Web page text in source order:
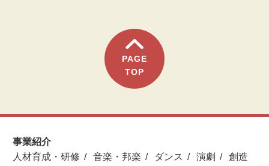
PAGE
TOP
事業紹介
人材育成・研修
音楽・邦楽 ダンス 演劇
創造